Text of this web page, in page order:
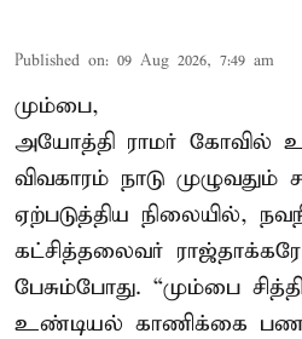
Published on: 09 Aug 2026, 7:49 am
மும்பை,
அயோத்தி ராமர் கோவில்
விவகாரம் நாடு
ஏற்படுத்திய நிலையில்,
கட்சித்தலைவர்
பேசும்போது. “மும்பை
உண்டியல் காணிக்கை